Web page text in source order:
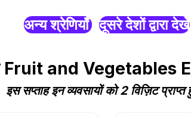
अन्य श्रेणियाँ दूसरे देशों द्वारा देखें
Fruit and
इस सप्ताह इन व्यवसायों को 2 विज़िट प्राप्त